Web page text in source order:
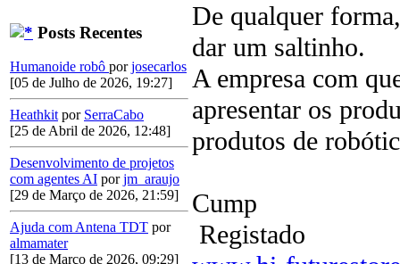
Posts Recentes
Humanoide robô porjosecarlos
[05 de Julho de 2026, 19:27]
Heathkit por SerraCabo
[25 de Abril de 2026, 12:48]
Desenvolvimento de projetos
com agentes AI porjm_araujo
[29 de Março de 2026, 21:59]
Ajuda com Antena TDT por
almamater
[13 de Março de 2026, 09:29]
De qualquer
dar um saltinho.
A empresa com
apresentar os
produtos de
Cump
Registado